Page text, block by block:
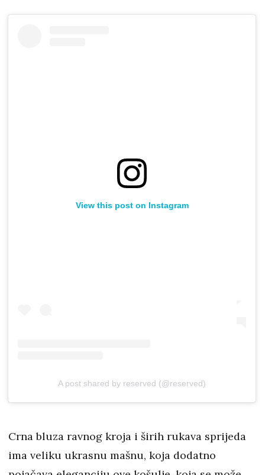
View this post on Instagram
A post shared by reserved (@reserved)
Crna bluza ravnog kroja i širih rukava sprijeda
ima veliku ukrasnu mašnu, koja dodatno